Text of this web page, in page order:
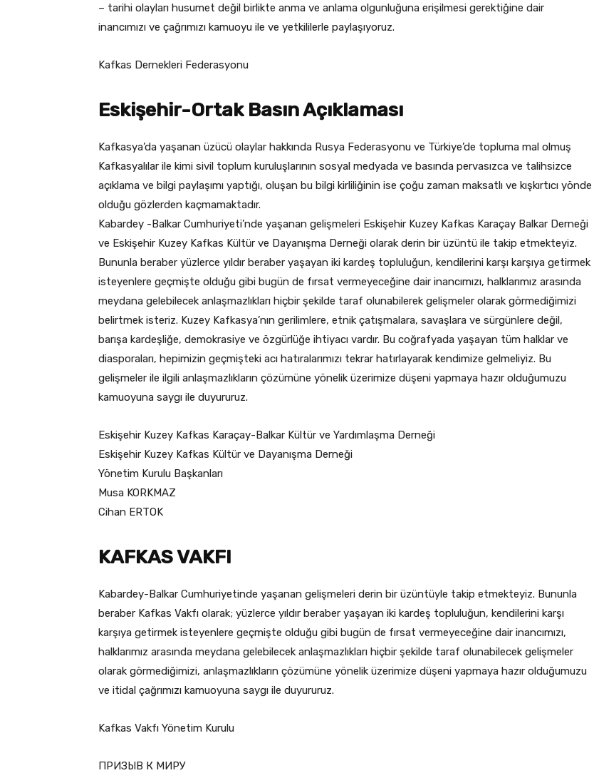
– tarihi olayları husumet değil birlikte anma ve anlama olgunluğuna erişilmesi gerektiğine dair
inancımızı ve çağrımızı kamuoyu ile ve yetkililerle paylaşıyoruz.
Kafkas Dernekleri Federasyonu
Eskişehir-Ortak Basın Açıklaması
Kafkasya’da yaşanan üzücü olaylar hakkında Rusya Federasyonu ve Türkiye’de topluma mal olmuş
Kafkasyalılar ile kimi sivil toplum kuruluşlarının sosyal medyada ve basında pervasızca ve talihsizce
açıklama ve bilgi paylaşımı yaptığı, oluşan bu bilgi kirliliğinin ise çoğu zaman maksatlı ve kışkırtıcı yönde
olduğu gözlerden kaçmamaktadır.
Kabardey -Balkar Cumhuriyeti’nde yaşanan gelişmeleri Eskişehir Kuzey Kafkas Karaçay Balkar Derneği
ve Eskişehir Kuzey Kafkas Kültür ve Dayanışma Derneği olarak derin bir üzüntü ile takip etmekteyiz.
Bununla beraber yüzlerce yıldır beraber yaşayan iki kardeş topluluğun, kendilerini karşı karşıya getirmek
isteyenlere geçmişte olduğu gibi bugün de fırsat vermeyeceğine dair inancımızı, halklarımız arasında
meydana gelebilecek anlaşmazlıkları hiçbir şekilde taraf olunabilerek gelişmeler olarak görmediğimizi
belirtmek isteriz. Kuzey Kafkasya’nın gerilimlere, etnik çatışmalara, savaşlara ve sürgünlere değil,
barışa kardeşliğe, demokrasiye ve özgürlüğe ihtiyacı vardır. Bu coğrafyada yaşayan tüm halklar ve
diasporaları, hepimizin geçmişteki acı hatıralarımızı tekrar hatırlayarak kendimize gelmeliyiz. Bu
gelişmeler ile ilgili anlaşmazlıkların çözümüne yönelik üzerimize düşeni yapmaya hazır olduğumuzu
kamuoyuna saygı ile duyururuz.
Eskişehir Kuzey Kafkas Karaçay-Balkar Kültür ve Yardımlaşma Derneği
Eskişehir Kuzey Kafkas Kültür ve Dayanışma Derneği
Yönetim Kurulu Başkanları
Musa KORKMAZ
Cihan ERTOK
KAFKAS VAKFI
Kabardey-Balkar Cumhuriyetinde yaşanan gelişmeleri derin bir üzüntüyle takip etmekteyiz. Bununla
beraber Kafkas Vakfı olarak; yüzlerce yıldır beraber yaşayan iki kardeş topluluğun, kendilerini karşı
karşıya getirmek isteyenlere geçmişte olduğu gibi bugün de fırsat vermeyeceğine dair inancımızı,
halklarımız arasında meydana gelebilecek anlaşmazlıkları hiçbir şekilde taraf olunabilecek gelişmeler
olarak görmediğimizi, anlaşmazlıkların çözümüne yönelik üzerimize düşeni yapmaya hazır olduğumuzu
ve itidal çağrımızı kamuoyuna saygı ile duyururuz.
Kafkas Vakfı Yönetim Kurulu
ПРИЗЫВ К МИРУ